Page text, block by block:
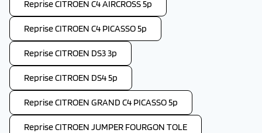
Reprise CITROEN C4 AIRCROSS 5p
Reprise CITROEN C4 PICASSO 5p
Reprise CITROEN DS3 3p
Reprise CITROEN DS4 5p
Reprise CITROEN GRAND C4 PICASSO 5p
Reprise CITROEN JUMPER FOURGON TOLE